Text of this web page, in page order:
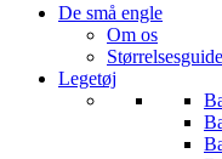
De små engle
Om os
Størrelsesguide
Legetøj